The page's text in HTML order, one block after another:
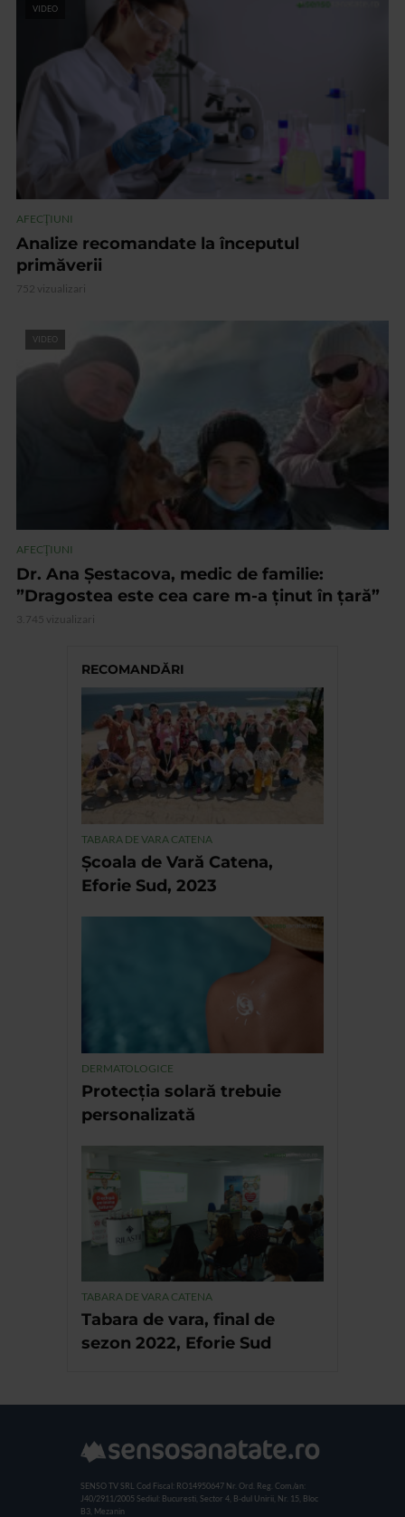
VIDEO
AFECŢIUNI
Analize recomandate la începutul
primăverii
752 vizualizari
VIDEO
AFECŢIUNI
Dr. Ana Șestacova, medic de familie:
”Dragostea este cea care m-a ținut în țară”
3.745 vizualizari
RECOMANDĂRI
TABARA DE VARA CATENA
Școala de Vară Catena,
Eforie Sud, 2023
DERMATOLOGICE
Protecția solară trebuie
personalizată
TABARA DE VARA CATENA
Tabara de vara, final de
sezon 2022, Eforie Sud
SENSO TV SRL Cod Fiscal: RO14950647 Nr. Ord. Reg. Com./an:
J40/2911/2005 Sediul: Bucuresti, Sector 4, B-dul Unirii, Nr. 15, Bloc
B3, Mezanin